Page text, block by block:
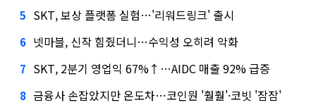
5 SKT, 보상 플랫폼 실험…'리워드링크' 출시
6 넷마블, 신작 힘줬더니…수익성 오히려 악화
7 SKT, 2분기 영업익 67%↑…AIDC 매출 92% 급증
8 금융사 손잡았지만 온도차…코인원 '훨훨'·코빗 '잠잠'